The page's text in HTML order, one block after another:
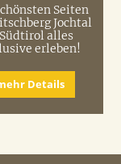
Seiten
Jochtal
alles
erleben!
Details